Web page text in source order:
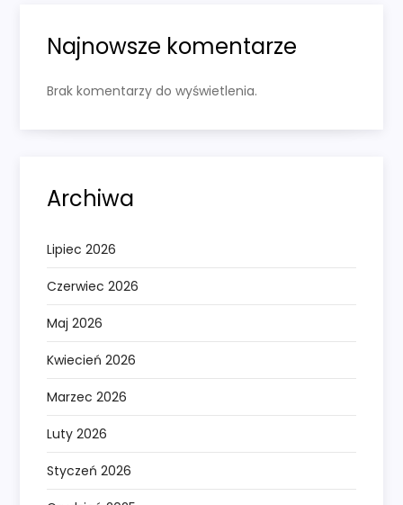
Najnowsze komentarze
Brak komentarzy do wyświetlenia.
Archiwa
Lipiec 2026
Czerwiec 2026
Maj 2026
Kwiecień 2026
Marzec 2026
Luty 2026
Styczeń 2026